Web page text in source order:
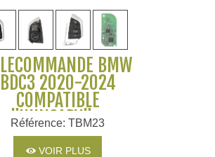
BMW
BDC3 2020-2024
COMPATIBLE
"HUNGARY" -
433MHZ
Référence: TBM23
VOIR PLUS